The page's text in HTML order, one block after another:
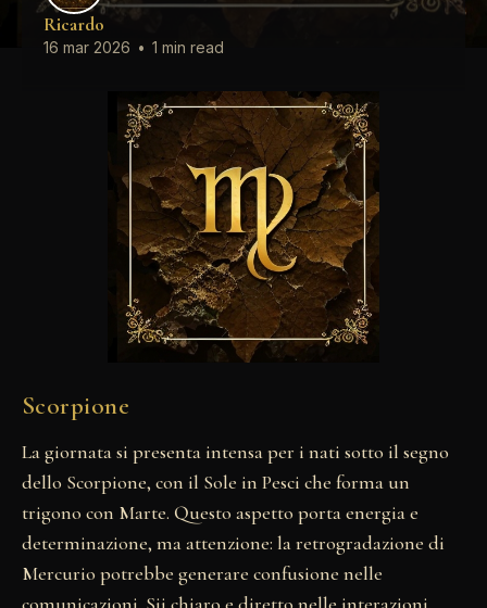
Ricardo
16 mar 2026 • 1 min read
Scorpione
La giornata si presenta intensa per i nati sotto il segno
dello Scorpione, con il Sole in Pesci che forma un
trigono con Marte. Questo aspetto porta energia e
determinazione, ma attenzione: la retrogradazione di
Mercurio potrebbe generare confusione nelle